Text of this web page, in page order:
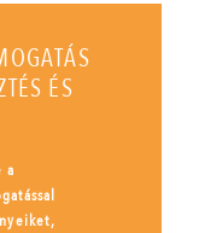
ÉS
a